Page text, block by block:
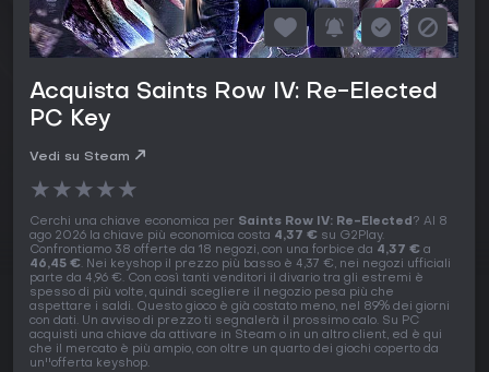
Acquista Saints Row IV: Re-Elected
PC Key
Vedi su Steam
★★★★★
Cerchi una chiave economica per Saints Row IV: Re-Elected? Al 8
ago 2026 la chiave più economica costa 4,37 € su G2Play.
Confrontiamo 38 offerte da 18 negozi, con una forbice da 4,37 € a
46,45 €. Nei keyshop il prezzo più basso è 4,37 €, nei negozi ufficiali
parte da 4,96 €. Con così tanti venditori il divario tra gli estremi è
spesso di più volte, quindi scegliere il negozio pesa più che
aspettare i saldi. Questo gioco è già costato meno, nel 89% dei giorni
con dati. Un avviso di prezzo ti segnalerà il prossimo calo. Su PC
acquisti una chiave da attivare in Steam o in un altro client, ed è qui
che il mercato è più ampio, con oltre un quarto dei giochi coperto da
un''offerta keyshop.